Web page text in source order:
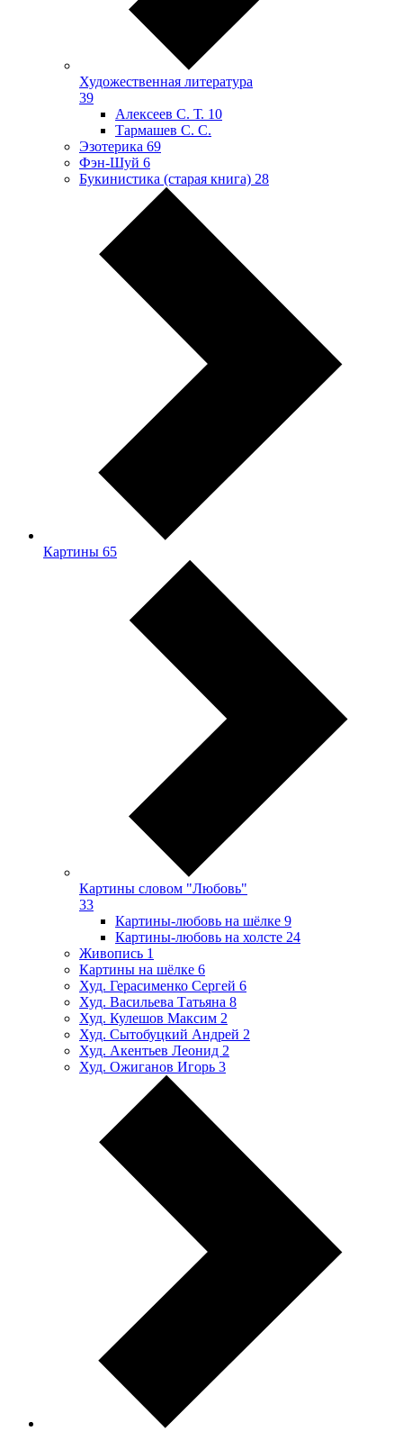
Художественная литература
39
Алексеев С. Т. 10
Тармашев С. С.
Эзотерика 69
Фэн-Шуй 6
Букинистика (старая книга) 28
Картины 65
Картины словом "Любовь"
33
Картины-любовь на шёлке 9
Картины-любовь на холсте 24
Живопись 1
Картины на шёлке 6
Худ. Герасименко Сергей 6
Худ. Васильева Татьяна 8
Худ. Кулешов Максим 2
Худ. Сытобуцкий Андрей 2
Худ. Акентьев Леонид 2
Худ. Ожиганов Игорь 3